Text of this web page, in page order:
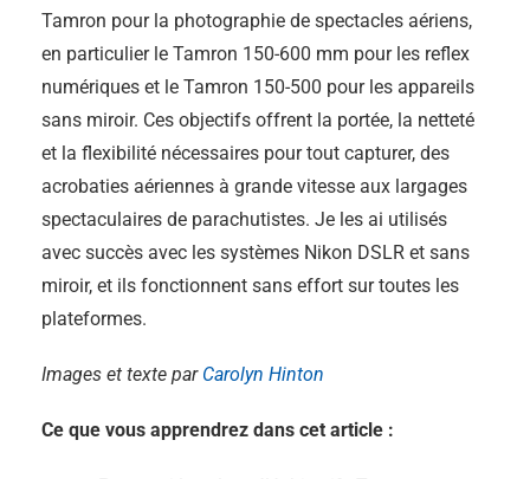
Tamron pour la photographie de spectacles aériens,
en particulier le Tamron 150-600 mm pour les reflex
numériques et le Tamron 150-500 pour les appareils
sans miroir. Ces objectifs offrent la portée, la netteté
et la flexibilité nécessaires pour tout capturer, des
acrobaties aériennes à grande vitesse aux largages
spectaculaires de parachutistes. Je les ai utilisés
avec succès avec les systèmes Nikon DSLR et sans
miroir, et ils fonctionnent sans effort sur toutes les
plateformes.
Images et texte par Carolyn Hinton
Ce que vous apprendrez dans cet article :